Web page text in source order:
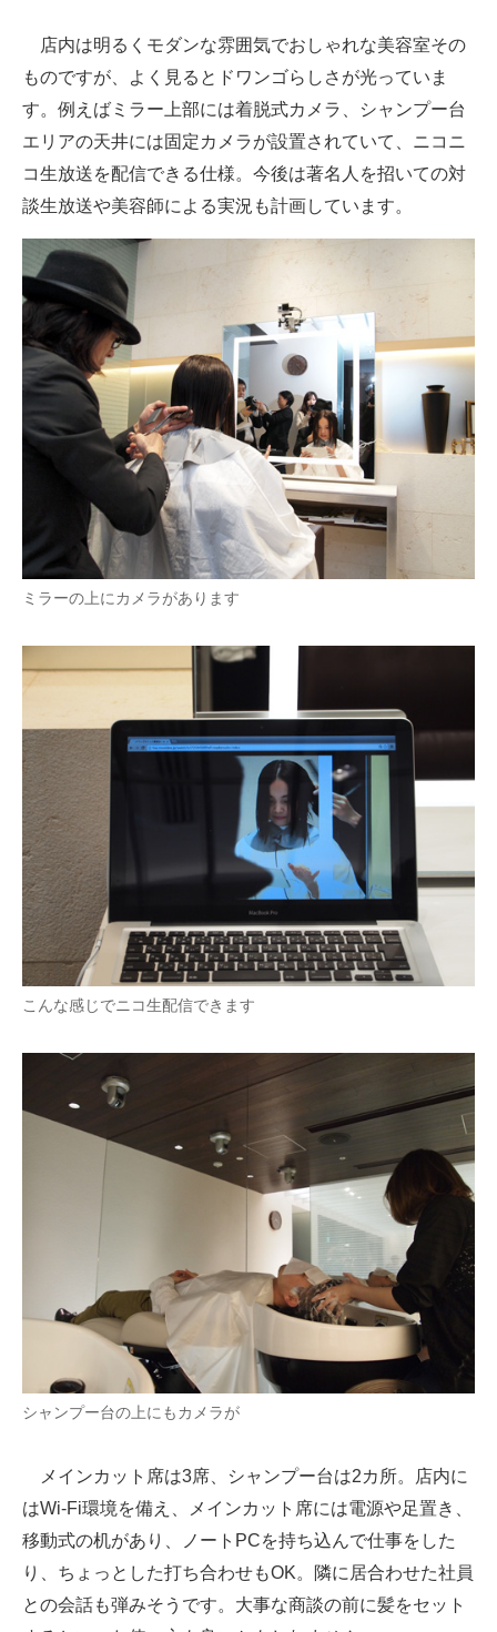
店内は明るくモダンな雰囲気でおしゃれな美容室その
ものですが、よく見るとドワンゴらしさが光っていま
す。例えばミラー上部には着脱式カメラ、シャンプー台
エリアの天井には固定カメラが設置されていて、ニコニ
コ生放送を配信できる仕様。今後は著名人を招いての対
談生放送や美容師による実況も計画しています。
ミラーの上にカメラがあります
こんな感じでニコ生配信できます
シャンプー台の上にもカメラが
メインカット席は3席、シャンプー台は2カ所。店内に
はWi-Fi環境を備え、メインカット席には電源や足置き、
移動式の机があり、ノートPCを持ち込んで仕事をした
り、ちょっとした打ち合わせもOK。隣に居合わせた社員
との会話も弾みそうです。大事な商談の前に髪をセット